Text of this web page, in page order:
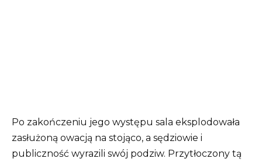
Po zakończeniu jego występu sala eksplodowała
zasłużoną owacją na stojąco, a sędziowie i
publiczność wyrazili swój podziw. Przytłoczony tą